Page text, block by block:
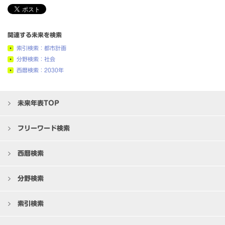
関連する未来を検索
索引検索：都市計画
分野検索：社会
西暦検索：2030年
未来年表TOP
フリーワード検索
西暦検索
分野検索
索引検索